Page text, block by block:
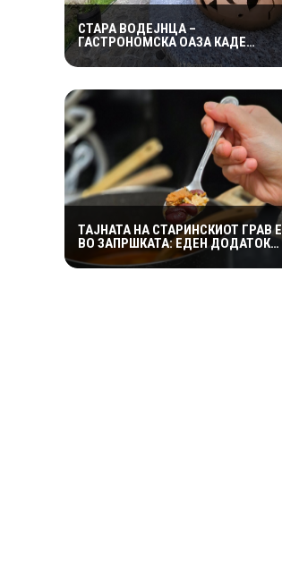
СТАРА ВОДЕЈНЦА –
ГАСТРОНОМСКА ОАЗА КАДЕ
СЕКОЈ ОБРОК СТАНУВА
НЕЗАБОРАВНО ДОЖИВУВАЊЕ
ТАЈНАТА НА СТАРИНСКИОТ ГРАВ Е
ВО ЗАПРШКАТА: ЕДЕН ДОДАТОК
МУ ДАВА БОГАТ ВКУС И
СОВРШЕНА ГУСТИНА